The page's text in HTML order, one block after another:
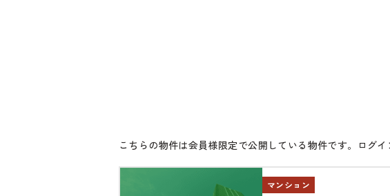
こちらの物件は会員様限定で公開している物件です。ログ
マンション